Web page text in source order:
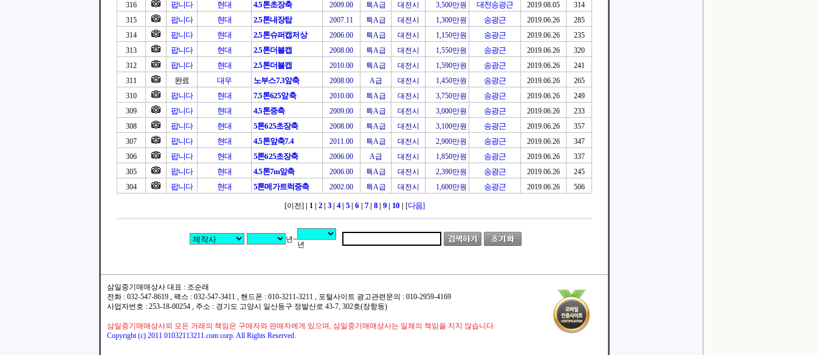
316
팝니다 현대 4.5톤초장축 2009.00 특A급 대전시 3,500만원 대전송광근 2019.08.05
314
315
팝니다 현대 2.5톤내장탑 2007.11 특A급 대전시 1,300만원 송광근 2019.06.26
285
314
팝니다 현대 2.5톤슈퍼캡저상 2006.00 특A급 대전시 1,150만원 송광근 2019.06.26
235
313
팝니다 현대 2.5톤더블캡 2008.00 특A급 대전시 1,550만원 송광근 2019.06.26
320
312
팝니다 현대 2.5톤더블캡 2010.00 특A급 대전시 1,590만원 송광근 2019.06.26
241
311
완료 대우 노부스7.3앞축 2008.00 A급 대전시 1,450만원 송광근 2019.06.26
265
310
팝니다 현대 7.5톤625앞축 2010.00 특A급 대전시 3,750만원 송광근 2019.06.26
249
309
팝니다 현대 4.5톤중축 2009.00 특A급 대전시 3,000만원 송광근 2019.06.26
233
308
팝니다 현대 5톤625초장축 2008.00 특A급 대전시 3,100만원 송광근 2019.06.26
357
307
팝니다 현대 4.5톤앞축7.4 2011.00 특A급 대전시 2,900만원 송광근 2019.06.26
347
306
팝니다 현대 5톤625초장축 2006.00 A급 대전시 1,850만원 송광근 2019.06.26
337
305
팝니다 현대 4.5톤7m앞축 2006.00 특A급 대전시 2,390만원 송광근 2019.06.26
245
304
팝니다 현대 5톤메가트럭중축 2002.00 특A급 대전시 1,600만원 송광근 2019.06.26 506
[이전] | 1 2 3 |4 |5 |6 7 8 |9 10 [다음]
년~
년
삼일중기매매상사 대표 : 조순래
전화 : 032-547-8619 , 팩스 : 032-547-3411 , 핸드폰 : 010-3211-3211 , 포털사이트 광고관련문의 : 010-2959-4169
사업자번호 : 253-18-00254 , 주소 : 경기도 고양시 일산동구 정발산로 43-7, 302호(장항동)
삼일중기매매상사외 모든 거래의 책임은 구매자와 판매자에게 있으며, 삼일중기매매상사는 일체의 책임을 지지 않습니다.
Copyright (c) 2011 01032113211.com corp. All Rights Reserved.